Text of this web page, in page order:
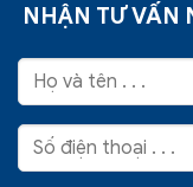
NHẬN TƯ VẤN